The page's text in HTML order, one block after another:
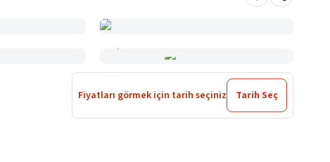
Fiyatları görmek için tarih seçiniz Tarih Seç